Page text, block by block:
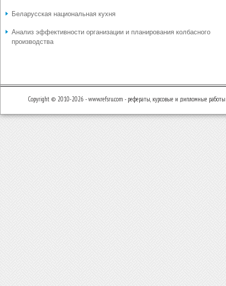
Беларусская национальная кухня
Анализ эффективности организации и планирования колбасного
производства
Copyright © 2010-2026 - www.refsru.com - рефераты, курсовые и дипломные работы